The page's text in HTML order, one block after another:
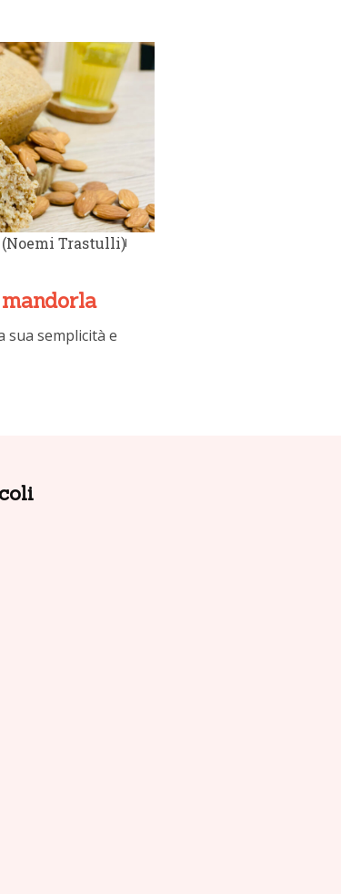
(Noemi Trastulli)
sua semplicità e